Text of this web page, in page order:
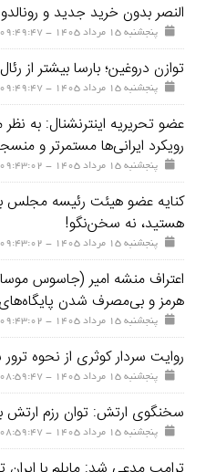
النصر بدون خرید جدید و
پنجشنبه ۱۵ مرداد ۱۴۰۵ - ۰۹:۴۹:۴۷
توازن دروغین؛ بارسا بیشتر از
پنجشنبه ۱۵ مرداد ۱۴۰۵ - ۰۹:۴۹:۴۷
عضو تحریریه اینترنشنال: به
رویکرد ایرانی‌ها مستمرتر و
پنجشنبه ۱۵ مرداد ۱۴۰۵ - ۰۹:۴۳:۰۲
کنایه عضو هیئت رئیسه مجلس
هستید، نه سخن‌نگو!
پنجشنبه ۱۵ مرداد ۱۴۰۵ - ۰۹:۴۳:۰۲
اعتراف منشه امیر (جاسوس
هرمز و بی‌مصرف شدن
پنجشنبه ۱۵ مرداد ۱۴۰۵ - ۰۹:۴۳:۰۲
روایت سردار کوثری از نحوه
پنجشنبه ۱۵ مرداد ۱۴۰۵ - ۰۸:۵۹:۴۷
سخنگوی ارتش: توان رزم ارتش
پنجشنبه ۱۵ مرداد ۱۴۰۵ - ۰۸:۵۹:۴۷